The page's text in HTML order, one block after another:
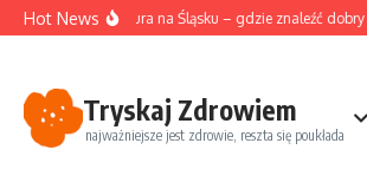
Przejdź do treści
Hot NewsAkupunktura na Śląsku – gdzie znaleźć dobry
Tryskaj Zdrowiem
najważniejsze jest zdrowie, reszta się poukłada